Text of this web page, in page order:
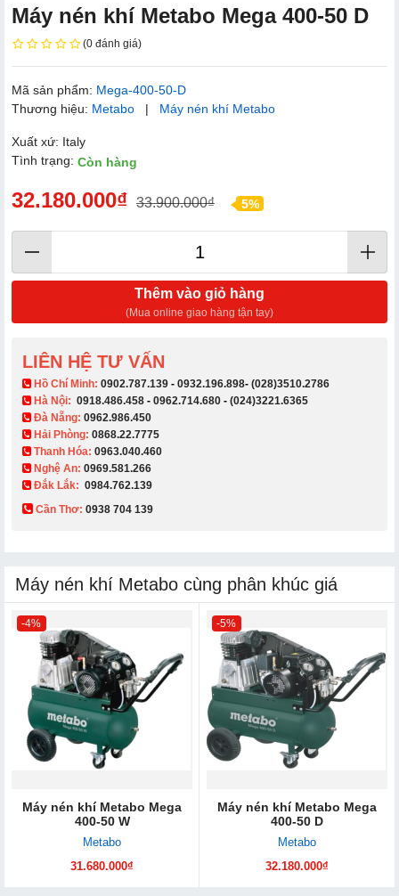
Máy nén khí Metabo Mega 400-50 D
(0 đánh giá)
Mã sản phẩm: Mega-400-50-D
Thương hiệu: Metabo | Máy nén khí Metabo
Xuất xứ: Italy
Tình trạng: Còn hàng
32.180.000₫ 33.900.000₫ 5%
Thêm vào giỏ hàng
(Mua online giao hàng tận tay)
LIÊN HỆ TƯ VẤN
​ Hồ Chí Minh: 0902.787.139 - 0932.196.898- (028)3510.2786
Hà Nội: 0918.486.458 - 0962.714.680 - (024)3221.6365
Đà Nẵng: 0962.986.450
Hải Phòng: 0868.22.7775
Thanh Hóa: 0963.040.460
Nghệ An: 0969.581.266
Đắk Lắk: 0984.762.139
Cần Thơ: 0938 704 139​
Máy nén khí Metabo cùng phân khúc giá
-4%
Máy nén khí Metabo Mega
400-50 W
Metabo
31.680.000₫
-5%
Máy nén khí Metabo Mega
400-50 D
Metabo
32.180.000₫